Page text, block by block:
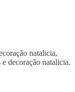
natalicia,
decoração natalicia.